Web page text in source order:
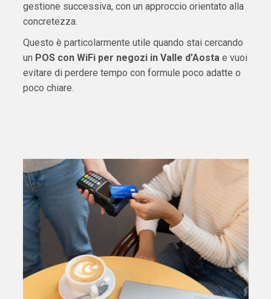
gestione successiva, con un approccio orientato alla
concretezza.
Questo è particolarmente utile quando stai cercando
un POS con WiFi per negozi in Valle d’Aostae vuoi
evitare di perdere tempo con formule poco adatte o
poco chiare.